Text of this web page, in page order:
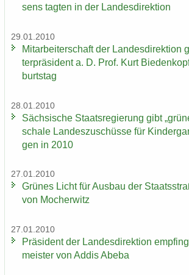
sens tag­ten in der Lan­des­di­rek­ti­on
29.01.2010
Mit­ar­bei­ter­schaft der Lan­des­di­rek­ti­on
ter­prä­si­dent a. D. Prof. Kurt
burts­tag
28.01.2010
Säch­si­sche Staats­re­gie­rung gibt
scha­le Lan­des­zu­schüs­se für
gen in 2010
27.01.2010
Grü­nes Licht für Aus­bau der
von Mo­cher­witz
27.01.2010
Prä­si­dent der Lan­des­di­rek­ti­on
meis­ter von Addis Abeba